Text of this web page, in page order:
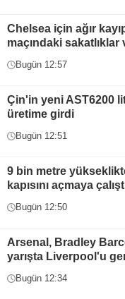
Chelsea için ağır
maçındaki sakatlıklar
Bugün 12:57
Çin'in yeni AST6200
üretime girdi
Bugün 12:51
9 bin metre
kapısını açmaya
Bugün 12:50
Arsenal, Bradley
yarışta Liverpool'u
Bugün 12:34